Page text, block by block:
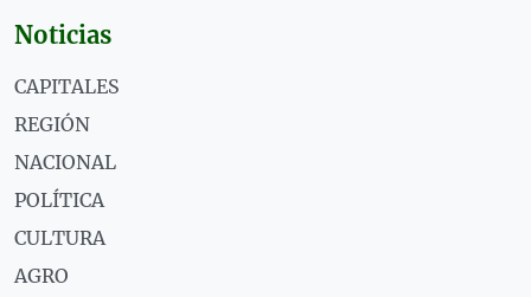
Noticias
CAPITALES
REGIÓN
NACIONAL
POLÍTICA
CULTURA
AGRO